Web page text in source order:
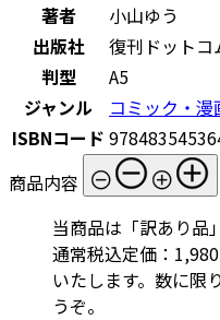
著者
小山ゆう
出版社
復刊ドットコ
判型
A5
ジャンル
コミック・漫
ISBNコード
商品内容
当商品は「訳あり品
通常税込定価：
いたします。数に限
うぞ。